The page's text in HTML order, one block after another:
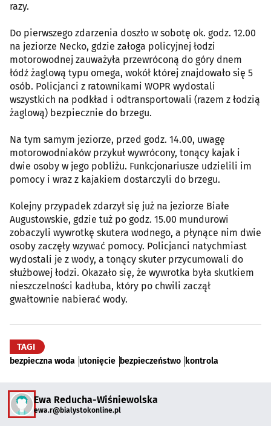
razy.
Do pierwszego zdarzenia doszło w sobotę ok. godz. 12.00
na jeziorze Necko, gdzie załoga policyjnej łodzi
motorowodnej zauważyła przewróconą do góry dnem
łódź żaglową typu omega, wokół której znajdowało się 5
osób. Policjanci z ratownikami WOPR wydostali
wszystkich na podkład i odtransportowali (razem z łodzią
żaglową) bezpiecznie do brzegu.
Na tym samym jeziorze, przed godz. 14.00, uwagę
motorowodniaków przykuł wywrócony, tonący kajak i
dwie osoby w jego pobliżu. Funkcjonariusze udzielili im
pomocy i wraz z kajakiem dostarczyli do brzegu.
Kolejny przypadek zdarzył się już na jeziorze Białe
Augustowskie, gdzie tuż po godz. 15.00 mundurowi
zobaczyli wywrotkę skutera wodnego, a płynące nim dwie
osoby zaczęły wzywać pomocy. Policjanci natychmiast
wydostali je z wody, a tonący skuter przycumowali do
służbowej łodzi. Okazało się, że wywrotka była skutkiem
nieszczelności kadłuba, który po chwili zaczął
gwałtownie nabierać wody.
TAGI
bezpieczna woda utonięcie bezpieczeństwo kontrola
Ewa Reducha-Wiśniewolska
ewa.r@bialystokonline.pl